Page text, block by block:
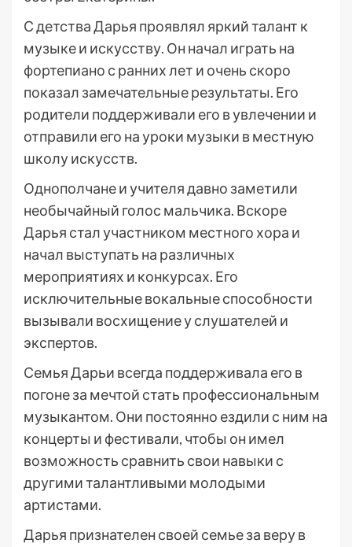
С детства Дарья проявлял яркий талант к
музыке и искусству. Он начал играть на
фортепиано с ранних лет и очень скоро
показал замечательные результаты. Его
родители поддерживали его в увлечении и
отправили его на уроки музыки в местную
школу искусств.
Однополчане и учителя давно заметили
необычайный голос мальчика. Вскоре
Дарья стал участником местного хора и
начал выступать на различных
мероприятиях и конкурсах. Его
исключительные вокальные способности
вызывали восхищение у слушателей и
экспертов.
Семья Дарьи всегда поддерживала его в
погоне за мечтой стать профессиональным
музыкантом. Они постоянно ездили с ним на
концерты и фестивали, чтобы он имел
возможность сравнить свои навыки с
другими талантливыми молодыми
артистами.
Дарья признателен своей семье за веру в